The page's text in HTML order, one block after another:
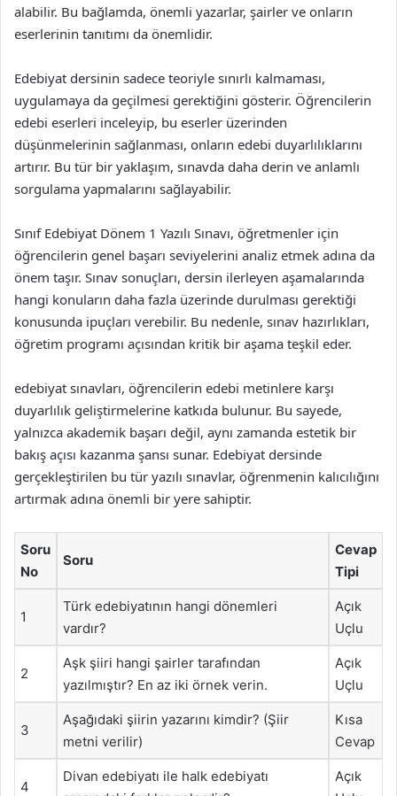
alabilir. Bu bağlamda, önemli yazarlar, şairler ve onların
eserlerinin tanıtımı da önemlidir.
Edebiyat dersinin sadece teoriyle sınırlı kalmaması,
uygulamaya da geçilmesi gerektiğini gösterir. Öğrencilerin
edebi eserleri inceleyip, bu eserler üzerinden
düşünmelerinin sağlanması, onların edebi duyarlılıklarını
artırır. Bu tür bir yaklaşım, sınavda daha derin ve anlamlı
sorgulama yapmalarını sağlayabilir.
Sınıf Edebiyat Dönem 1 Yazılı Sınavı, öğretmenler için
öğrencilerin genel başarı seviyelerini analiz etmek adına da
önem taşır. Sınav sonuçları, dersin ilerleyen aşamalarında
hangi konuların daha fazla üzerinde durulması gerektiği
konusunda ipuçları verebilir. Bu nedenle, sınav hazırlıkları,
öğretim programı açısından kritik bir aşama teşkil eder.
edebiyat sınavları, öğrencilerin edebi metinlere karşı
duyarlılık geliştirmelerine katkıda bulunur. Bu sayede,
yalnızca akademik başarı değil, aynı zamanda estetik bir
bakış açısı kazanma şansı sunar. Edebiyat dersinde
gerçekleştirilen bu tür yazılı sınavlar, öğrenmenin kalıcılığını
artırmak adına önemli bir yere sahiptir.
Soru
No
Soru
Cevap
Tipi
1
Türk edebiyatının hangi dönemleri
vardır?
Açık
Uçlu
2
Aşk şiiri hangi şairler tarafından
yazılmıştır? En az iki örnek verin.
Açık
Uçlu
3
Aşağıdaki şiirin yazarını kimdir? (Şiir
metni verilir)
Kısa
Cevap
4
Divan edebiyatı ile halk edebiyatı
Açık